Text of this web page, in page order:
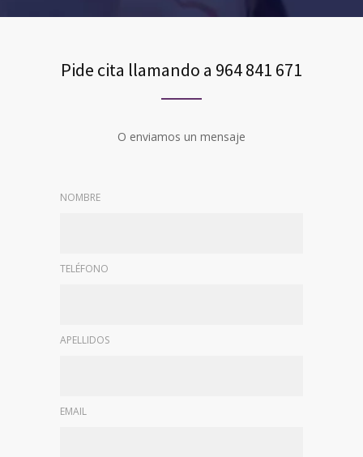
Pide cita llamando a 964 841 671
O enviamos un mensaje
NOMBRE
TELÉFONO
APELLIDOS
EMAIL